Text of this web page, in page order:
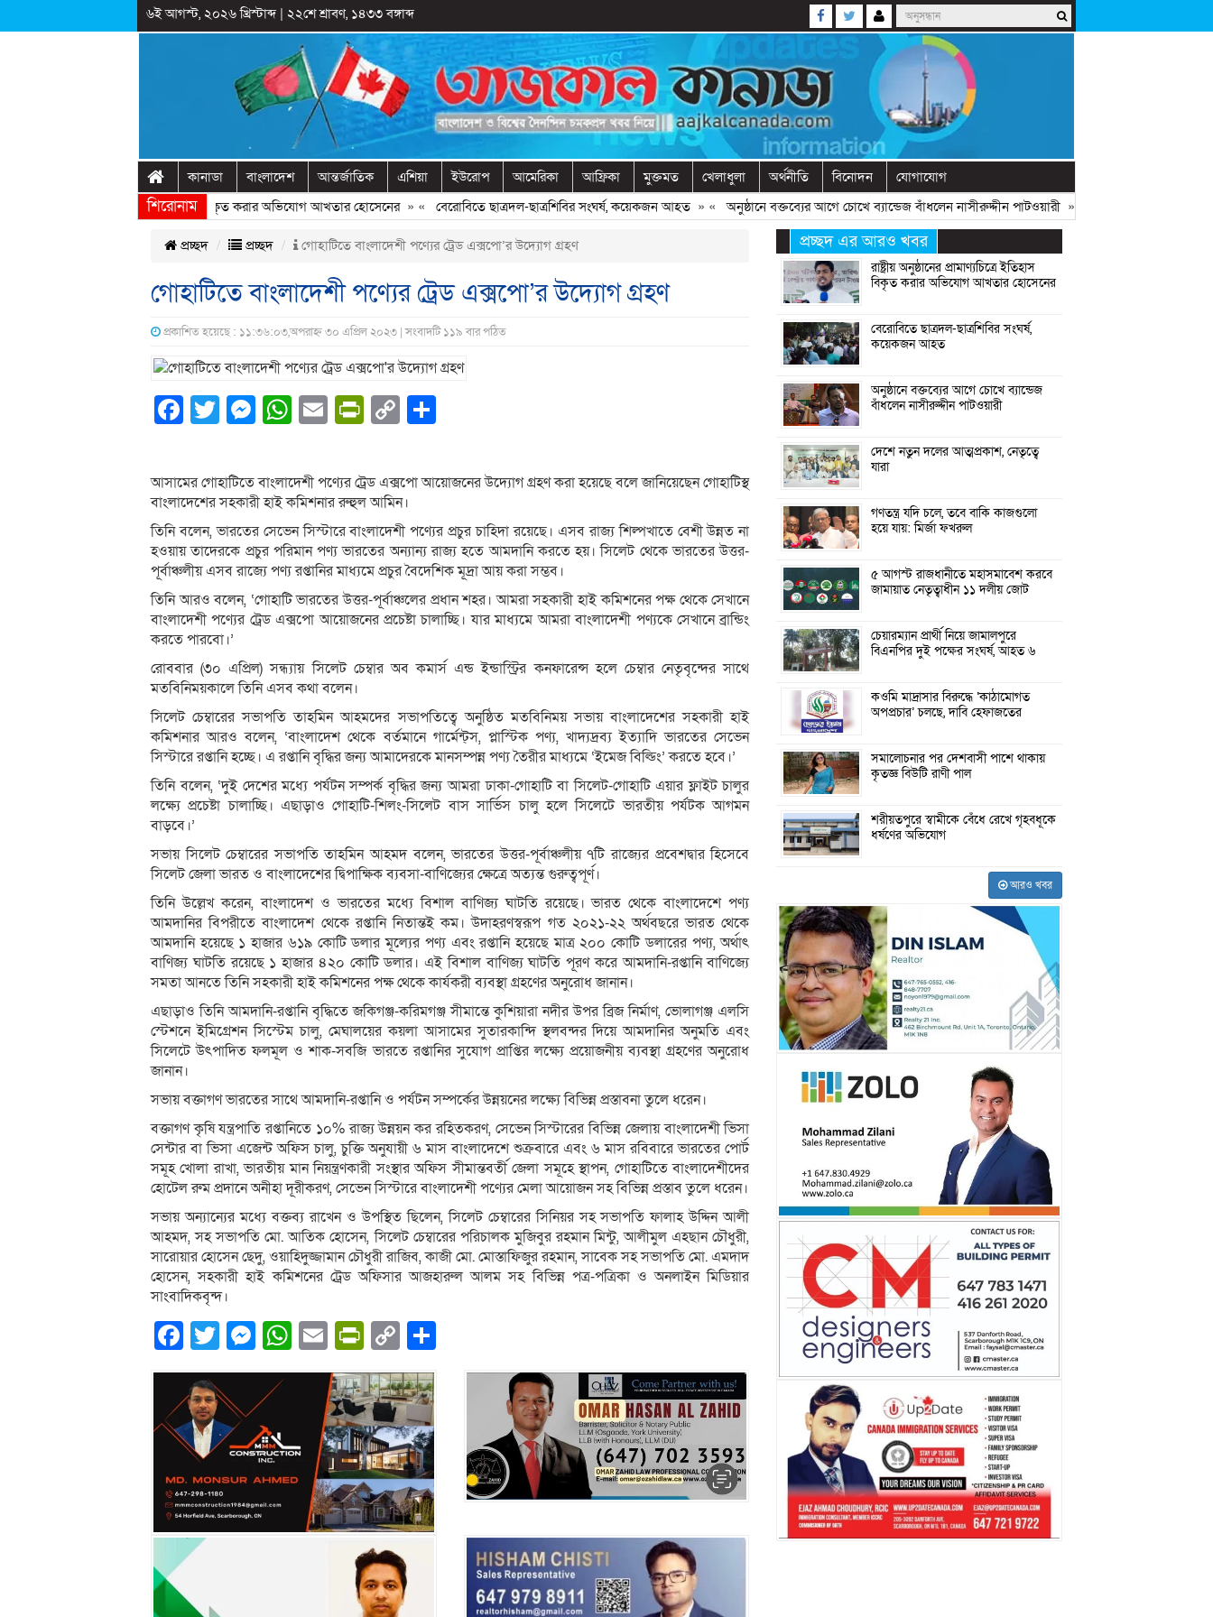
৬ই আগস্ট, ২০২৬ খ্রিস্টাব্দ| ২২শে শ্রাবণ, ১৪৩৩ বঙ্গাব্দ
কানাডা বাংলাদেশ আন্তর্জাতিক এশিয়া ইউরোপ আমেরিকা আফ্রিকা মুক্তমত খেলাধুলা অর্থনীতি বিনোদন যোগাযোগ
শিরোনাম
অনুষ্ঠানের প্রামাণ্যচিত্রে ইতিহাস বিকৃত করার অভিযোগ আখতার হোসেনের» «বেরোবিতে ছাত্রদল-ছাত্রশিবির সংঘর্ষ, কয়েকজন আহত» «অনুষ্ঠানে বক্তব্যের আগে চোখে ব্যান্ডেজ বাঁধলেন নাসীরুদ্দীন পাটওয়ারী» «দেশে নতুন দলের আত্মপ্রকাশ,
প্রচ্ছদ প্রচ্ছদ গোহাটিতে বাংলাদেশী পণ্যের ট্রেড এক্সপো’র উদ্যোগ গ্রহণ
গোহাটিতে বাংলাদেশী পণ্যের ট্রেড এক্সপো’র উদ্যোগ গ্রহণ
প্রকাশিত হয়েছে : ১১:৩৬:০৩,অপরাহ্ন ৩০ এপ্রিল ২০২৩ | সংবাদটি ১১৯ বার পঠিত
Facebook
Twitter
Messenger
WhatsApp
EmailPrintFriendly
Copy
আসামের গোহাটিতে বাংলাদেশী পণ্যের ট্রেড এক্সপো আয়োজনের উদ্যোগ গ্রহণ করা হয়েছে বলে জানিয়েছেন গোহাটিস্থ
বাংলাদেশের সহকারী হাই কমিশনার রুহুল আমিন।
তিনি বলেন, ভারতের সেভেন সিস্টারে বাংলাদেশী পণ্যের প্রচুর চাহিদা রয়েছে। এসব রাজ্য শিল্পখাতে বেশী উন্নত না
হওয়ায় তাদেরকে প্রচুর পরিমান পণ্য ভারতের অন্যান্য রাজ্য হতে আমদানি করতে হয়। সিলেট থেকে ভারতের উত্তর-
পূর্বাঞ্চলীয় এসব রাজ্যে পণ্য রপ্তানির মাধ্যমে প্রচুর বৈদেশিক মূদ্রা আয় করা সম্ভব।
তিনি আরও বলেন, ‘গোহাটি ভারতের উত্তর-পূর্বাঞ্চলের প্রধান শহর। আমরা সহকারী হাই কমিশনের পক্ষ থেকে সেখানে
বাংলাদেশী পণ্যের ট্রেড এক্সপো আয়োজনের প্রচেষ্টা চালাচ্ছি। যার মাধ্যমে আমরা বাংলাদেশী পণ্যকে সেখানে ব্রান্ডিং
করতে পারবো।’
রোববার (৩০ এপ্রিল) সন্ধ্যায় সিলেট চেম্বার অব কমার্স এন্ড ইন্ডাস্ট্রির কনফারেন্স হলে চেম্বার নেতৃবৃন্দের সাথে
মতবিনিময়কালে তিনি এসব কথা বলেন।
সিলেট চেম্বারের সভাপতি তাহমিন আহমদের সভাপতিত্বে অনুষ্ঠিত মতবিনিময় সভায় বাংলাদেশের সহকারী হাই
কমিশনার আরও বলেন, ‘বাংলাদেশ থেকে বর্তমানে গার্মেন্ট্স, প্লাস্টিক পণ্য, খাদ্যদ্রব্য ইত্যাদি ভারতের সেভেন
সিস্টারে রপ্তানি হচ্ছে। এ রপ্তানি বৃদ্ধির জন্য আমাদেরকে মানসম্পন্ন পণ্য তৈরীর মাধ্যমে ‘ইমেজ বিল্ডিং’ করতে হবে।’
তিনি বলেন, ‘দুই দেশের মধ্যে পর্যটন সম্পর্ক বৃদ্ধির জন্য আমরা ঢাকা-গোহাটি বা সিলেট-গোহাটি এয়ার ফ্লাইট চালুর
লক্ষ্যে প্রচেষ্টা চালাচ্ছি। এছাড়াও গোহাটি-শিলং-সিলেট বাস সার্ভিস চালু হলে সিলেটে ভারতীয় পর্যটক আগমন
বাড়বে।’
সভায় সিলেট চেম্বারের সভাপতি তাহমিন আহমদ বলেন, ভারতের উত্তর-পূর্বাঞ্চলীয় ৭টি রাজ্যের প্রবেশদ্বার হিসেবে
সিলেট জেলা ভারত ও বাংলাদেশের দ্বিপাক্ষিক ব্যবসা-বাণিজ্যের ক্ষেত্রে অত্যন্ত গুরুত্বপূর্ণ।
তিনি উল্লেখ করেন, বাংলাদেশ ও ভারতের মধ্যে বিশাল বাণিজ্য ঘাটতি রয়েছে। ভারত থেকে বাংলাদেশে পণ্য
আমদানির বিপরীতে বাংলাদেশ থেকে রপ্তানি নিতান্তই কম। উদাহরণস্বরূপ গত ২০২১-২২ অর্থবছরে ভারত থেকে
আমদানি হয়েছে ১ হাজার ৬১৯ কোটি ডলার মূল্যের পণ্য এবং রপ্তানি হয়েছে মাত্র ২০০ কোটি ডলারের পণ্য, অর্থাৎ
বাণিজ্য ঘাটতি রয়েছে ১ হাজার ৪২০ কোটি ডলার। এই বিশাল বাণিজ্য ঘাটতি পূরণ করে আমদানি-রপ্তানি বাণিজ্যে
সমতা আনতে তিনি সহকারী হাই কমিশনের পক্ষ থেকে কার্যকরী ব্যবস্থা গ্রহণের অনুরোধ জানান।
এছাড়াও তিনি আমদানি-রপ্তানি বৃদ্ধিতে জকিগঞ্জ-করিমগঞ্জ সীমান্তে কুশিয়ারা নদীর উপর ব্রিজ নির্মাণ, ভোলাগঞ্জ এলসি
স্টেশনে ইমিগ্রেশন সিস্টেম চালু, মেঘালয়ের কয়লা আসামের সুতারকান্দি স্থলবন্দর দিয়ে আমদানির অনুমতি এবং
সিলেটে উৎপাদিত ফলমূল ও শাক-সবজি ভারতে রপ্তানির সুযোগ প্রাপ্তির লক্ষ্যে প্রয়োজনীয় ব্যবস্থা গ্রহণের অনুরোধ
জানান।
সভায় বক্তাগণ ভারতের সাথে আমদানি-রপ্তানি ও পর্যটন সম্পর্কের উন্নয়নের লক্ষ্যে বিভিন্ন প্রস্তাবনা তুলে ধরেন।
বক্তাগণ কৃষি যন্ত্রপাতি রপ্তানিতে ১০% রাজ্য উন্নয়ন কর রহিতকরণ, সেভেন সিস্টারের বিভিন্ন জেলায় বাংলাদেশী ভিসা
সেন্টার বা ভিসা এজেন্ট অফিস চালু, চুক্তি অনুযায়ী ৬ মাস বাংলাদেশে শুক্রবারে এবং ৬ মাস রবিবারে ভারতের পোর্ট
সমূহ খোলা রাখা, ভারতীয় মান নিয়ন্ত্রণকারী সংস্থার অফিস সীমান্তবর্তী জেলা সমূহে স্থাপন, গোহাটিতে বাংলাদেশীদের
হোটেল রুম প্রদানে অনীহা দূরীকরণ, সেভেন সিস্টারে বাংলাদেশী পণ্যের মেলা আয়োজন সহ বিভিন্ন প্রস্তাব তুলে ধরেন।
সভায় অন্যান্যের মধ্যে বক্তব্য রাখেন ও উপস্থিত ছিলেন, সিলেট চেম্বারের সিনিয়র সহ সভাপতি ফালাহ উদ্দিন আলী
আহমদ, সহ সভাপতি মো. আতিক হোসেন, সিলেট চেম্বারের পরিচালক মুজিবুর রহমান মিন্টু, আলীমুল এহছান চৌধুরী,
সারোয়ার হোসেন ছেদু, ওয়াহিদুজ্জামান চৌধুরী রাজিব, কাজী মো. মোস্তাফিজুর রহমান, সাবেক সহ সভাপতি মো. এমদাদ
হোসেন, সহকারী হাই কমিশনের ট্রেড অফিসার আজহারুল আলম সহ বিভিন্ন পত্র-পত্রিকা ও অনলাইন মিডিয়ার
সাংবাদিকবৃন্দ।
Facebook
Twitter
Messenger
WhatsApp
EmailPrintFriendly
Copy
Link
প্রচ্ছদ এর আরও খবর
রাষ্ট্রীয় অনুষ্ঠানের প্রামাণ্যচিত্রে ইতিহাস
বিকৃত করার অভিযোগ আখতার হোসেনের
বেরোবিতে ছাত্রদল-ছাত্রশিবির সংঘর্ষ,
কয়েকজন আহত
অনুষ্ঠানে বক্তব্যের আগে চোখে ব্যান্ডেজ
বাঁধলেন নাসীরুদ্দীন পাটওয়ারী
দেশে নতুন দলের আত্মপ্রকাশ, নেতৃত্বে
যারা
গণতন্ত্র যদি চলে, তবে বাকি কাজগুলো
হয়ে যায়: মির্জা ফখরুল
৫ আগস্ট রাজধানীতে মহাসমাবেশ করবে
জামায়াত নেতৃত্বাধীন ১১ দলীয় জোট
চেয়ারম্যান প্রার্থী নিয়ে জামালপুরে
বিএনপির দুই পক্ষের সংঘর্ষ, আহত ৬
কওমি মাদ্রাসার বিরুদ্ধে ‘কাঠামোগত
অপপ্রচার’ চলছে, দাবি হেফাজতের
সমালোচনার পর দেশবাসী পাশে থাকায়
কৃতজ্ঞ বিউটি রাণী পাল
শরীয়তপুরে স্বামীকে বেঁধে রেখে গৃহবধূকে
ধর্ষণের অভিযোগ
আরও খবর